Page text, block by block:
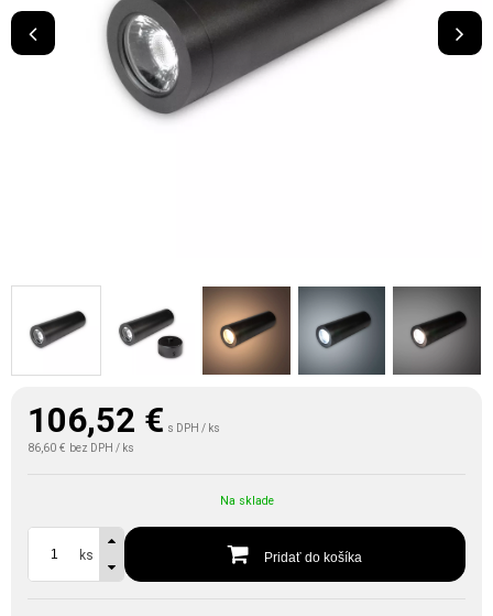
106,52 € s DPH / ks
86,60 € bez DPH / ks
Na sklade
ks Pridať do košíka